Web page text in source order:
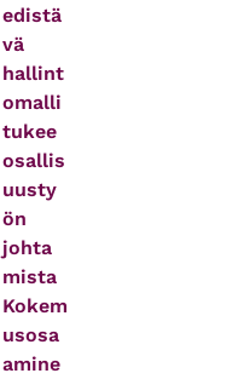
edistä
vä
hallint
omalli
tukee
osallis
uusty
ön
johta
mista
Kokem
usosa
amine